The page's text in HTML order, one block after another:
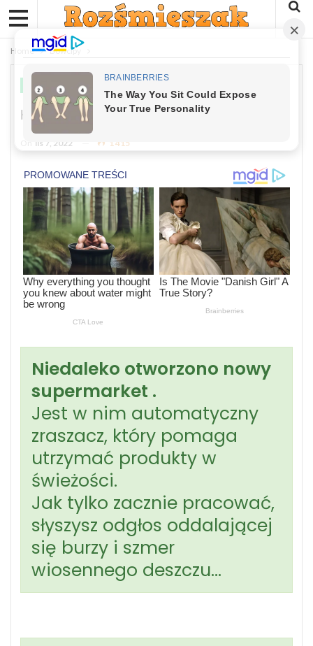
Home Dowcipy
DOWCIPY
Kawał: Nowy Supermarket….
lis 7, 2022 1 415
Niedaleko otworzono nowy
supermarket .
Jest w nim automatyczny
zraszacz, który pomaga
utrzymać produkty w
świeżości.
Jak tylko zacznie pracować,
słyszysz odgłos oddalającej
się burzy i szmer
wiosennego deszczu…